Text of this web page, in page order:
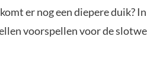
er nog een diepere duik?
voorspellen voor de